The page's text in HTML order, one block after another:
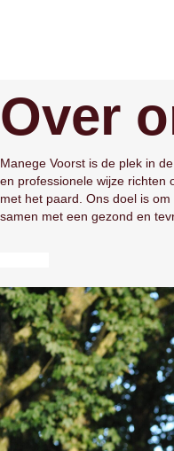
Over
Manege Voorst is de plek in
en professionele wijze richten
met het paard. Ons doel is
samen met een gezond en